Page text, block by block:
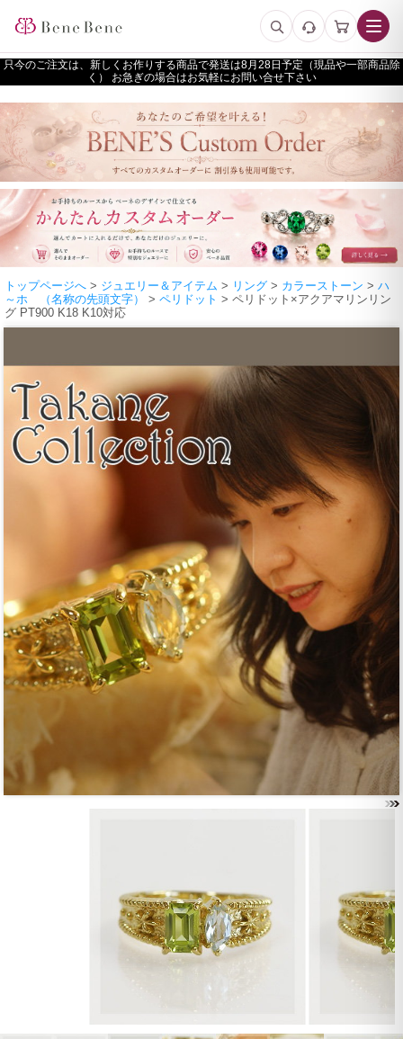
只今のご注文は、新しくお作りする商品で発送は
予定（現品や一部商品除
く） お急ぎの場合はお気軽にお問い合せ下さい
トップページへ > ジュエリー＆アイテム > リング > カラーストーン > ハ
～ホ （名称の先頭文字）
> ペリドット > ペリドット×アクアマリンリン
グ PT900 K18 K10対応